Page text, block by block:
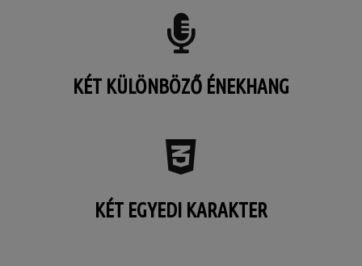
KÉT KÜLÖNBÖZŐ ÉNEKHANG
KÉT EGYEDI KARAKTER